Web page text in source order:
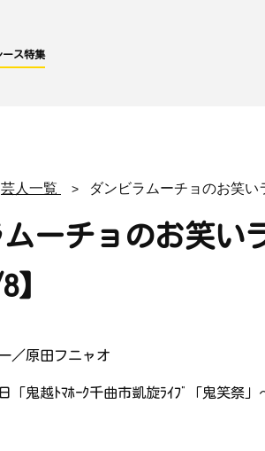
ース特集
芸人一覧 ダンビラムーチョのお笑い
ーチョのお笑い
】
／原田フニャオ
「鬼越ﾄﾏﾎｰｸ千曲市凱旋ﾗｲﾌﾞ「鬼笑祭